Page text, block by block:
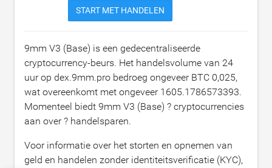
START MET HANDELEN
9mm V3 (Base) is een gedecentraliseerde
cryptocurrency-beurs. Het handelsvolume van 24
uur op dex.9mm.pro bedroeg ongeveer BTC 0,025,
wat overeenkomt met ongeveer 1605.1786573393.
Momenteel biedt 9mm V3 (Base) ? cryptocurrencies
aan over ? handelsparen.
Voor informatie over het storten en opnemen van
geld en handelen zonder identiteitsverificatie (KYC),